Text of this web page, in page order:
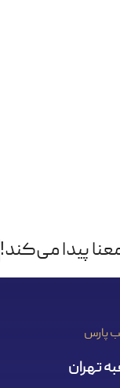
پیدا می‌کند!
پارس
تهران